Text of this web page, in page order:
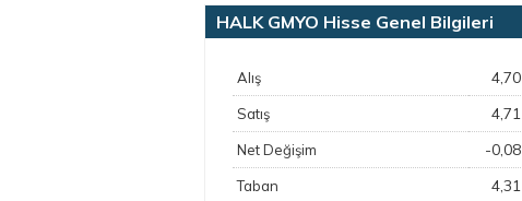
HALK GMYO Hisse Genel Bilgileri
Alış 4,70
Satış 4,71
Net Değişim -0,08
Taban 4,31